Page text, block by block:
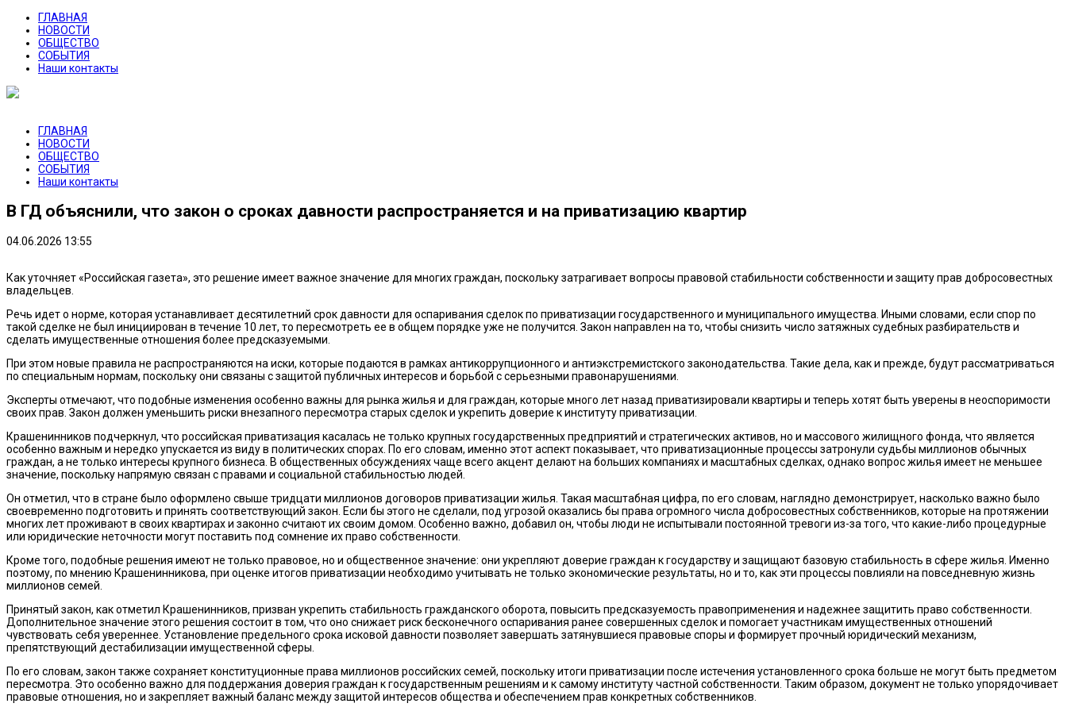
ГЛАВНАЯ
НОВОСТИ
ОБЩЕСТВО
СОБЫТИЯ
Наши контакты
ГЛАВНАЯ
НОВОСТИ
ОБЩЕСТВО
СОБЫТИЯ
Наши контакты
В ГД объяснили, что закон о сроках давности распространяется и на приватизацию квартир
04.06.2026 13:55
Как уточняет «Российская газета», это решение имеет важное значение для многих граждан, поскольку затрагивает вопросы правовой стабильности собственности и защиту прав добросовестных
владельцев.
Речь идет о норме, которая устанавливает десятилетний срок давности для оспаривания сделок по приватизации государственного и муниципального имущества. Иными словами, если спор по
такой сделке не был инициирован в течение 10 лет, то пересмотреть ее в общем порядке уже не получится. Закон направлен на то, чтобы снизить число затяжных судебных разбирательств и
сделать имущественные отношения более предсказуемыми.
При этом новые правила не распространяются на иски, которые подаются в рамках антикоррупционного и антиэкстремистского законодательства. Такие дела, как и прежде, будут рассматриваться
по специальным нормам, поскольку они связаны с защитой публичных интересов и борьбой с серьезными правонарушениями.
Эксперты отмечают, что подобные изменения особенно важны для рынка жилья и для граждан, которые много лет назад приватизировали квартиры и теперь хотят быть уверены в неоспоримости
своих прав. Закон должен уменьшить риски внезапного пересмотра старых сделок и укрепить доверие к институту приватизации.
Крашенинников подчеркнул, что российская приватизация касалась не только крупных государственных предприятий и стратегических активов, но и массового жилищного фонда, что является
особенно важным и нередко упускается из виду в политических спорах. По его словам, именно этот аспект показывает, что приватизационные процессы затронули судьбы миллионов обычных
граждан, а не только интересы крупного бизнеса. В общественных обсуждениях чаще всего акцент делают на больших компаниях и масштабных сделках, однако вопрос жилья имеет не меньшее
значение, поскольку напрямую связан с правами и социальной стабильностью людей.
Он отметил, что в стране было оформлено свыше тридцати миллионов договоров приватизации жилья. Такая масштабная цифра, по его словам, наглядно демонстрирует, насколько важно было
своевременно подготовить и принять соответствующий закон. Если бы этого не сделали, под угрозой оказались бы права огромного числа добросовестных собственников, которые на протяжении
многих лет проживают в своих квартирах и законно считают их своим домом. Особенно важно, добавил он, чтобы люди не испытывали постоянной тревоги из-за того, что какие-либо процедурные
или юридические неточности могут поставить под сомнение их право собственности.
Кроме того, подобные решения имеют не только правовое, но и общественное значение: они укрепляют доверие граждан к государству и защищают базовую стабильность в сфере жилья. Именно
поэтому, по мнению Крашенинникова, при оценке итогов приватизации необходимо учитывать не только экономические результаты, но и то, как эти процессы повлияли на повседневную жизнь
миллионов семей.
Принятый закон, как отметил Крашенинников, призван укрепить стабильность гражданского оборота, повысить предсказуемость правоприменения и надежнее защитить право собственности.
Дополнительное значение этого решения состоит в том, что оно снижает риск бесконечного оспаривания ранее совершенных сделок и помогает участникам имущественных отношений
чувствовать себя увереннее. Установление предельного срока исковой давности позволяет завершать затянувшиеся правовые споры и формирует прочный юридический механизм,
препятствующий дестабилизации имущественной сферы.
По его словам, закон также сохраняет конституционные права миллионов российских семей, поскольку итоги приватизации после истечения установленного срока больше не могут быть предметом
пересмотра. Это особенно важно для поддержания доверия граждан к государственным решениям и к самому институту частной собственности. Таким образом, документ не только упорядочивает
правовые отношения, но и закрепляет важный баланс между защитой интересов общества и обеспечением прав конкретных собственников.